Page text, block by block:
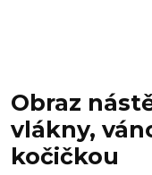
Obraz
vlákny,
kočičkou